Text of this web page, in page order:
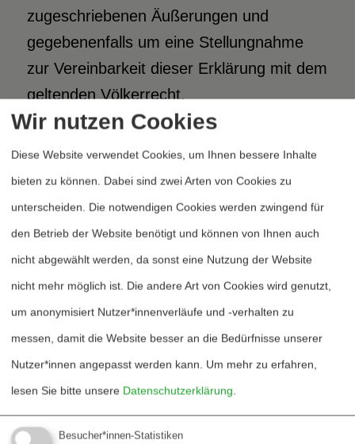
zugeschriebenen Äußerungen und
gegebenenfalls um eine Stellungnahme
zur Vereinbarkeit dieser Erklärung mit dem
geltenden Völkerrecht.
Wir wären Ihnen sehr dankbar, wenn Sie
uns Gelegenheit zu einem persönlichen
Gespräch geben könnten.
Mit vorzüglicher Hochachtung
Otto Jäckel, Rechtsanwalt, Vorsitzender
Bernd Hahnfeld, Richter i.R., Vorstand Dr.
Peter Becker, Rechtsanwalt, Co-
Vorsitzender
Wir nutzen Cookies
Diese Website verwendet Cookies, um Ihnen bessere Inhalte
bieten zu können. Dabei sind zwei Arten von Cookies zu
unterscheiden. Die notwendigen Cookies werden zwingend für
den Betrieb der Website benötigt und können von Ihnen auch
nicht abgewählt werden, da sonst eine Nutzung der Website
nicht mehr möglich ist. Die andere Art von Cookies wird genutzt,
um anonymisiert Nutzer*innenverläufe und -verhalten zu
messen, damit die Website besser an die Bedürfnisse unserer
Nutzer*innen angepasst werden kann. Um mehr zu erfahren,
lesen Sie bitte unsere Datenschutzerklärung.
Besucher*innen-Statistiken